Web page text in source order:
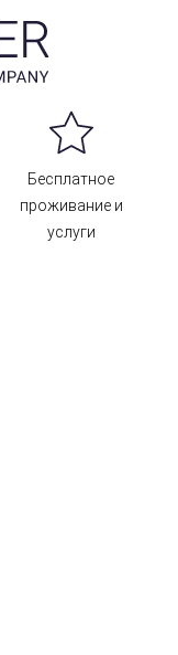
Бесплатное
проживание и
услуги